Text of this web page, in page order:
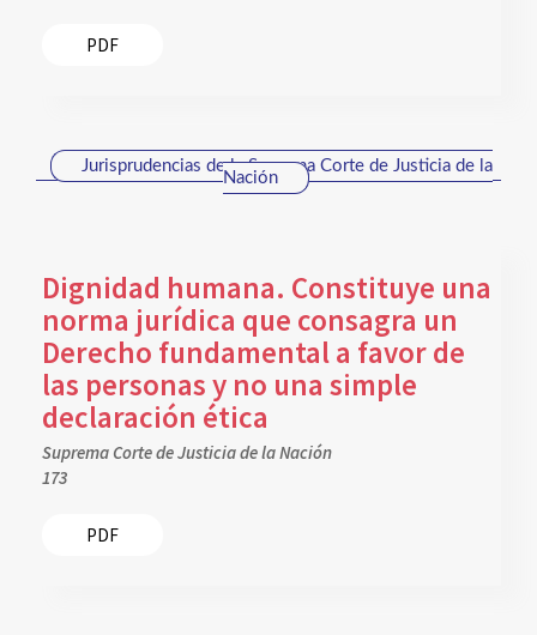
PDF
Jurisprudencias de la Suprema Corte de Justicia de la
Nación
Dignidad humana. Constituye una
norma jurídica que consagra un
Derecho fundamental a favor de
las personas y no una simple
declaración ética
Suprema Corte de Justicia de la Nación
173
PDF